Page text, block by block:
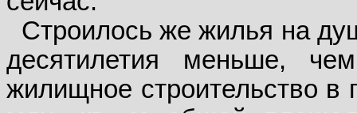
Строилось же жилья на
десятилетия меньше,
жилищное строительство в